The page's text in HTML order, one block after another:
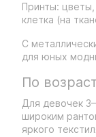
Принты:
клетка (на
С
для юных
По
Для девочек
широким
яркого